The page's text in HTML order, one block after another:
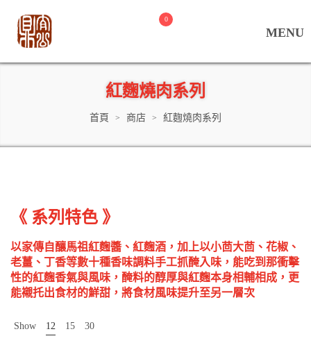
0
紅麴燒肉系列
首頁 > 商店 > 紅麴燒肉系列
《 系列特色 》
以家傳自釀馬祖紅麴醬、紅麴酒，加上以小茴大茴、花椒、
老薑、丁香等數十種香味調料手工抓醃入味，能吃到那衝擊
性的紅麴香氣與風味，醃料的醇厚與紅麴本身相輔相成，更
能襯托出食材的鮮甜，將食材風味提升至另一層次
Show 12 15 30